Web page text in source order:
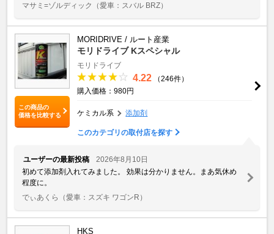
マサミ=ゾルディック
（愛車：スバル BRZ）
この商品の
価格を比較する
MORIDRIVE / ルート産業
モリドライブ Kスペシャル
モリドライブ
4.22
（246件）
購入価格：980円
ケミカル系 添加剤
このカテゴリの取付店を探す
ユーザーの最新投稿
2026年8月10日
初めて添加剤入れてみました。 効果は分かりません。まあ気休め
程度に。
でぃあくら
（愛車：スズキ ワゴンR）
HKS